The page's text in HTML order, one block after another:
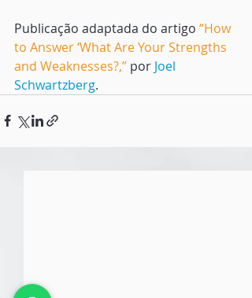
Publicação adaptada do artigo “How
to Answer ‘What Are Your Strengths
and Weaknesses?,” por Joel
Schwartzberg.